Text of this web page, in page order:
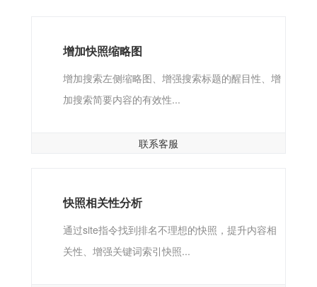
增加快照缩略图
增加搜索左侧缩略图、增强搜索标题的醒目性、增
加搜索简要内容的有效性...
联系客服
快照相关性分析
通过site指令找到排名不理想的快照，提升内容相
关性、增强关键词索引快照...